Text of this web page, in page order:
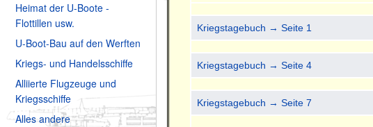
Heimat der U-Boote -
Flottillen usw.
U-Boot-Bau auf den Werften
Kriegs- und Handelsschiffe
Alliierte Flugzeuge und
Kriegsschiffe
Alles andere
Kriegstagebuch → Seite 1
Kriegstagebuch → Seite 4
Kriegstagebuch → Seite 7